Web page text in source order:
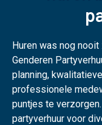
Huren was nog
Genderen
planning,
professionele
puntjes te
partyverhuur voor